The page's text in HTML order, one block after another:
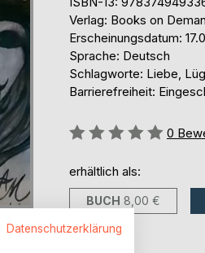
Verlag: Books on
Erscheinungsdatum:
Sprache: Deutsch
Schlagworte: Liebe,
Barrierefreiheit:
Bewertung::
0
erhältlich als:
BUCH 8,00 €
Datenschutzerklärung